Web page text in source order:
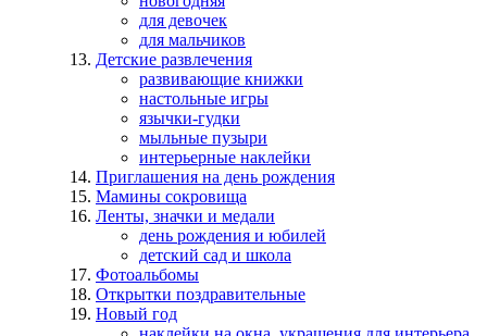
для девочек
для мальчиков
Детские развлечения
развивающие книжки
настольные игры
язычки-гудки
мыльные пузыри
интерьерные наклейки
Приглашения на день рождения
Мамины сокровища
Ленты, значки и медали
день рождения и юбилей
детский сад и школа
Фотоальбомы
Открытки поздравительные
Новый год